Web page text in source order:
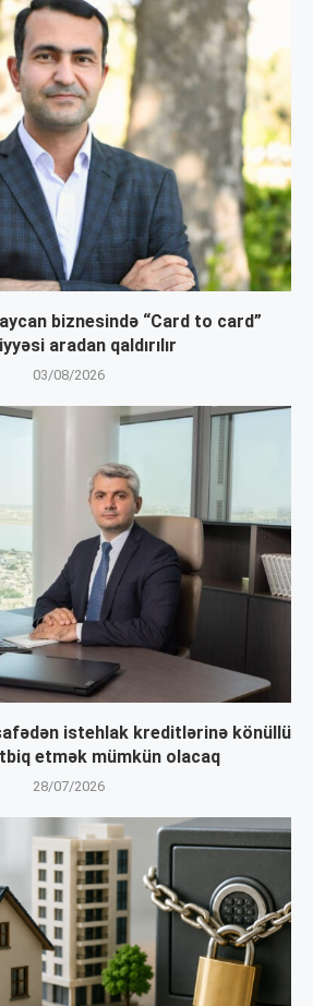
biznesində “Card to card”
aradan qaldırılır
03/08/2026
istehlak kreditlərinə könüllü
etmək mümkün olacaq
28/07/2026